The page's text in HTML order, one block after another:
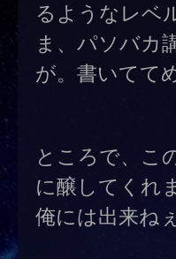
るようなレベ
ま、パソバカ
が。書いてて
ところで、こ
に醸してくれ
俺には出来ねぇ